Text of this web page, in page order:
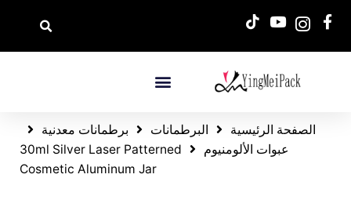
الصفحة الرئيسية البرطمانات
برطمانات معدنية
عبوات الألومنيوم
30ml Silver Laser Patterned
Cosmetic Aluminum Jar